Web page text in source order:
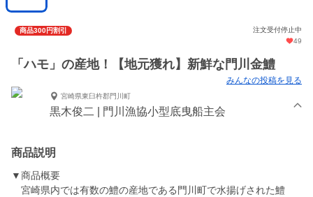
商品300円割引
注文受付停止中
49
「ハモ」の産地！【地元獲れ】新鮮な門川金鱧
みんなの投稿を見る
宮崎県東臼杵郡門川町
黒木俊二 | 門川漁協小型底曳船主会
商品説明
▼商品概要
宮崎県内では有数の鱧の産地である門川町で水揚げされた鱧